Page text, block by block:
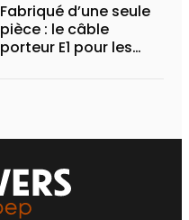
Fabriqué d’une seule
pièce : le câble
porteur E1 pour les